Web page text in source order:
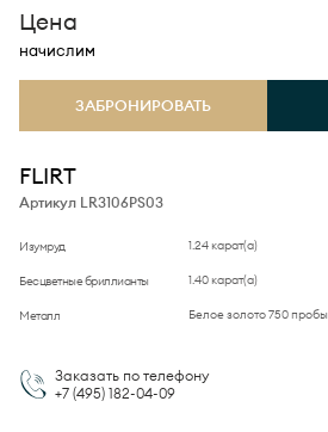
FLIRT
Артикул LR3106PS03
Изумруд 1.24 карат(а)
Бесцветные бриллианты 1.40 карат(а)
Металл Белое золото 750 пробы
Цена
начислим
ЗАБРОНИРОВАТЬ
Заказать по телефону
+7 (495) 182-04-09